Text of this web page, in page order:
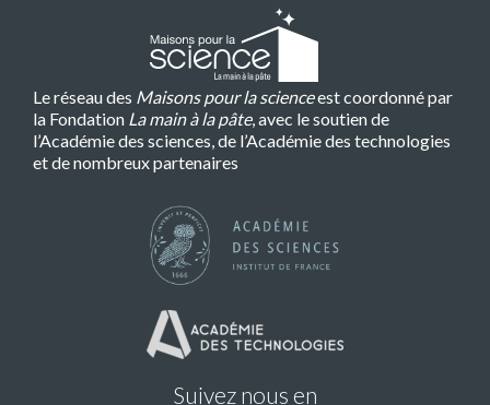
Le réseau des Maisons pour la scienceest coordonné par
la Fondation La main à la pâte, avec le soutien de
l’Académie des sciences, de l’Académie des technologies
et de nombreux partenaires
Suivez nous en